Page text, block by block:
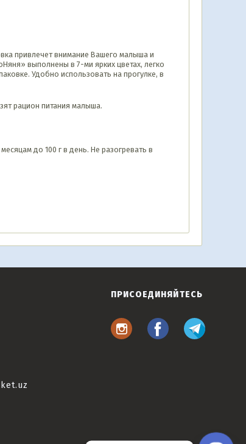
привлечет внимание Вашего малыша и
выполнены в 7-ми ярких цветах, легко
Удобно использовать на прогулке, в
рацион питания малыша.
до 100 г в день. Не разогревать в
ПРИСОЕДИНЯЙТЕСЬ